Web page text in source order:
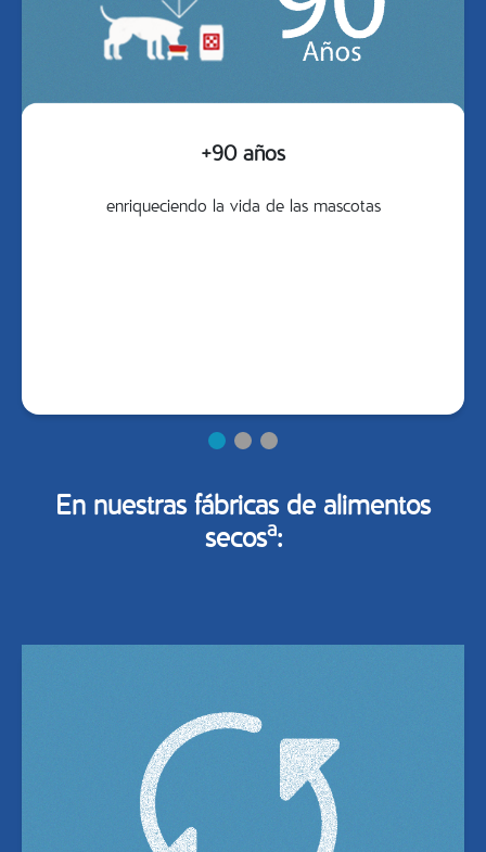
+90 años
enriqueciendo la vida de las mascotas
En nuestras fábricas de alimentos
secosa: